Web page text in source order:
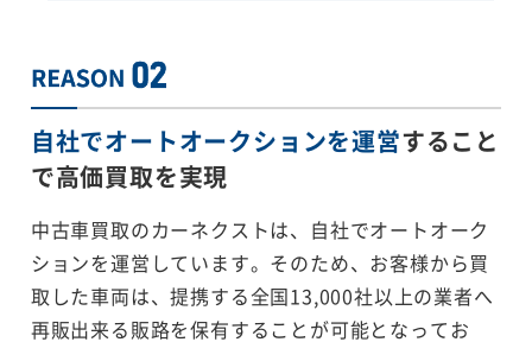
自社でオートオークションを運営すること
で高価買取を実現
中古車買取のカーネクストは、自社でオートオーク
ションを運営しています。そのため、お客様から買
取した車両は、提携する全国13,000社以上の業者へ
再販出来る販路を保有することが可能となってお